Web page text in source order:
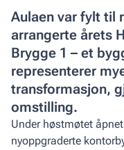
Aulaen var fylt til
arrangerte årets
Brygge 1 – et
representerer
transformasjon,
omstilling.
Under høstmøtet
nyoppgraderte